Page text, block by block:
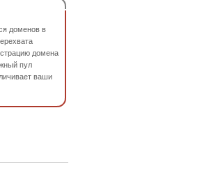
доменов в
домена
пул
ваши